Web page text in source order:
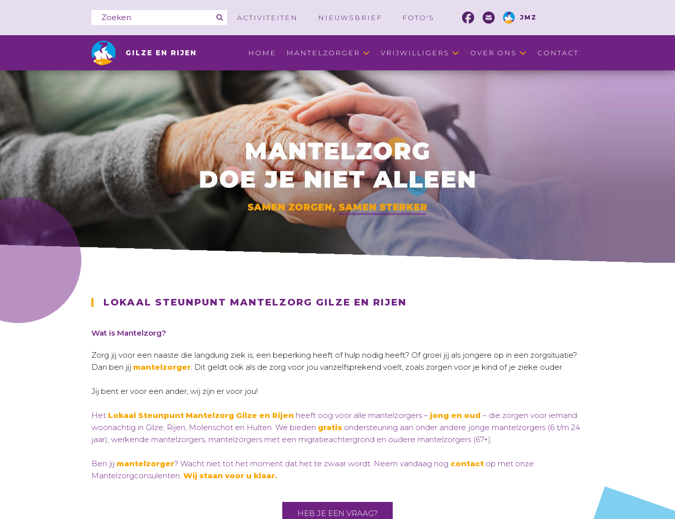
ACTIVITEITEN NIEUWSBRIEF FOTO'S JMZ
GILZE EN RIJEN HOME MANTELZORGER VRIJWILLIGERS OVER ONS CONTACT
LOKAAL STEUNPUNT MANTELZORG GILZE EN RIJEN
Wat is Mantelzorg?
Zorg jij voor een naaste die langdurig ziek is, een beperking heeft of hulp nodig heeft? Of groei jij als jongere op in een zorgsituatie?
Dan ben jij mantelzorger. Dit geldt ook als de zorg voor jou vanzelfsprekend voelt, zoals zorgen voor je kind of je zieke ouder.
Jij bent er voor een ander, wij zijn er voor jou!
Het Lokaal Steunpunt Mantelzorg Gilze en Rijen heeft oog voor alle mantelzorgers – jong en oud – die zorgen voor iemand
woonachtig in Gilze, Rijen, Molenschot en Hulten. We bieden gratis ondersteuning aan onder andere jonge mantelzorgers (6 t/m 24
jaar), werkende mantelzorgers, mantelzorgers met een migratieachtergrond en oudere mantelzorgers (67+).
Ben jij mantelzorger? Wacht niet tot het moment dat het te zwaar wordt. Neem vandaag nog contact op met onze
Mantelzorgconsulenten. Wij staan voor u klaar.
HEB JE EEN VRAAG?